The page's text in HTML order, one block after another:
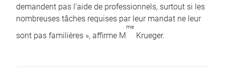
demandent pas l’aide de professionnels, surtout si les
nombreuses tâches requises par leur mandat ne leur
sont pas familières », affirme M
me
Krueger.